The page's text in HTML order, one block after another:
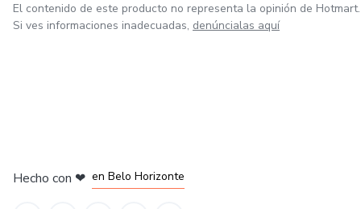
El contenido de este producto no representa la opinión de Hotmart.
Si ves informaciones inadecuadas, denúncialas aquí
Hecho con ❤ en Belo Horizonte